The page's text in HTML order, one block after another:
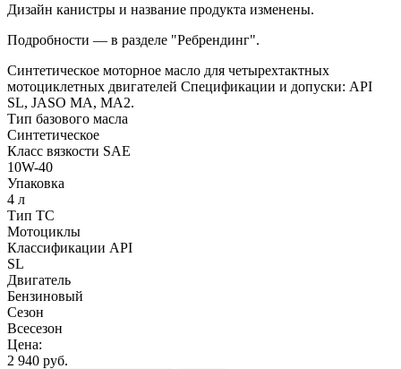
Дизайн канистры и название продукта изменены.
Подробности — в разделе "Ребрендинг".
Синтетическое моторное масло для четырехтактных
мотоциклетных двигателей Спецификации и допуски: API
SL, JASO MA, MA2.
Тип базового масла
Синтетическое
Класс вязкости SAE
10W-40
Упаковка
4 л
Тип ТС
Мотоциклы
Классификации API
SL
Двигатель
Бензиновый
Сезон
Всесезон
Цена:
2 940 руб.